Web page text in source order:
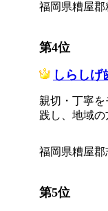
福岡県糟屋郡
第4位
しらしげ
親切・丁寧
践し、地域の
福岡県糟屋郡
第5位